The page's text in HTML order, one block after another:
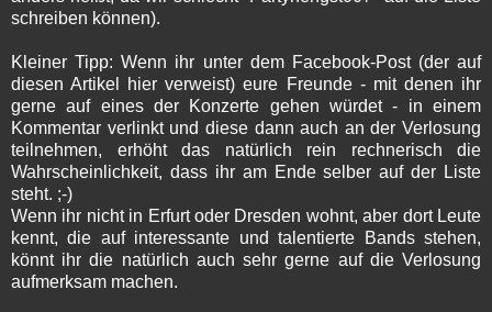
schreiben können).
Kleiner Tipp: Wenn ihr unter dem Facebook-Post (der auf
diesen Artikel hier verweist) eure Freunde - mit denen ihr
gerne auf eines der Konzerte gehen würdet - in einem
Kommentar verlinkt und diese dann auch an der Verlosung
teilnehmen, erhöht das natürlich rein rechnerisch die
Wahrscheinlichkeit, dass ihr am Ende selber auf der Liste
steht. ;-)
Wenn ihr nicht in Erfurt oder Dresden wohnt, aber dort Leute
kennt, die auf interessante und talentierte Bands stehen,
könnt ihr die natürlich auch sehr gerne auf die Verlosung
aufmerksam machen.